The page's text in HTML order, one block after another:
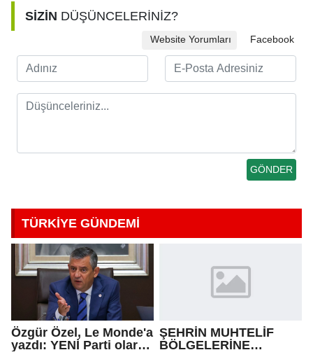
SİZİN DÜŞÜNCELERİNİZ?
Website Yorumları Facebook
TÜRKİYE GÜNDEMİ
Özgür Özel, Le Monde'a
yazdı: YENİ Parti olarak
ŞEHRİN MUHTELİF
BÖLGELERİNE